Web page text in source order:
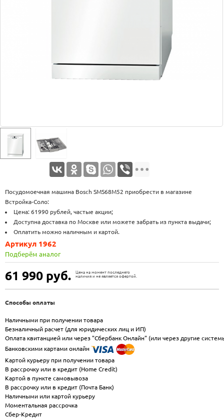
Посудомоечная машина Bosch SMS68M52 приобрести в магазине
Встройка-Соло:
Цена: 61990 рублей, частые акции;
Доступна доставка по Москве или можете забрать из пункта выдачи;
Оплатить можно наличным и картой.
61 990 руб.
Цена на момент последнего
наличия и не является офертой.
Артикул 1962
Подберём аналог
Способы оплаты
Наличными при получении товара
Безналичный расчет (для юридических лиц и ИП)
Оплата квитанцией или через "Сбербанк Онлайн" (или через другие
Банковскими картами онлайн
Картой курьеру при получении товара
В рассрочку или в кредит (Home Credit)
Картой в пункте самовывоза
В рассрочку или в кредит (Почта Банк)
Наличными или картой курьеру
Моментальная рассрочка
Сбер-Кредит